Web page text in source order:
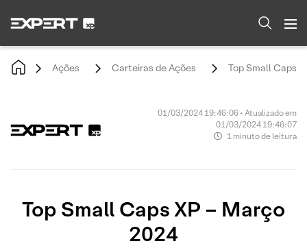
Ações Carteiras de Ações Top Small Caps
01/03/2024 19:46:06 • Atualizado em
01/03/2024 19:46:07
1 minuto de leitura
Top Small Caps XP – Março
2024